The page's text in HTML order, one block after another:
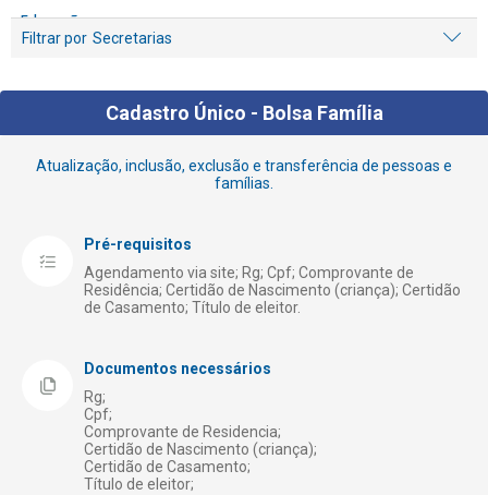
Filtrar por Secretarias
Educação
Fiscalização e Denúncia
Iluminação Pública
Licenciamento e Alvarás
Meio Ambiente
Obras Públicas
Registro de Empresas
Saúde
Segurança
Transporte e Trânsito
Cadastro Único - Bolsa Família
Atualização, inclusão, exclusão e transferência de pessoas e
famílias.
Pré-requisitos
Agendamento via site; Rg; Cpf; Comprovante de
Residência; Certidão de Nascimento (criança); Certidão
de Casamento; Título de eleitor.
Documentos necessários
Rg;
Cpf;
Comprovante de Residencia;
Certidão de Nascimento (criança);
Certidão de Casamento;
Título de eleitor;